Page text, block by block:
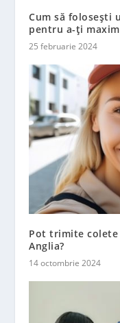
Cum să folosești
pentru a-ți
25 februarie 2024
Pot trimite colete
Anglia?
14 octombrie 2024